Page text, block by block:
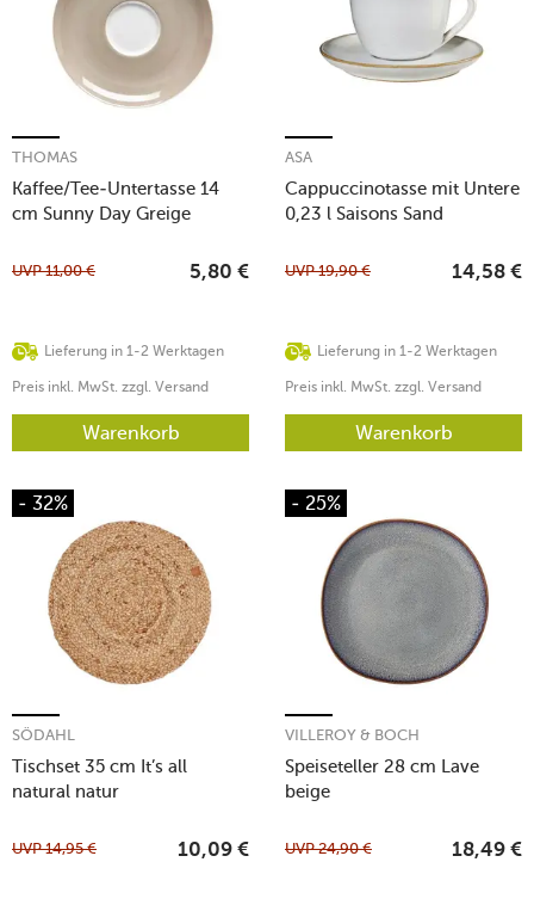
Kaffee/Tee-Untertasse 14
cm Sunny Day Greige
THOMAS
Lieferung in 1-2 Werktagen
UVP11,00 € 5,80 €
Preis inkl. MwSt. zzgl. Versand
Warenkorb
Cappuccinotasse mit Untere
0,23 l Saisons Sand
ASA
Lieferung in 1-2 Werktagen
UVP19,90 € 14,58 €
Preis inkl. MwSt. zzgl. Versand
Warenkorb
- 32%
Tischset 35 cm It’s all
natural natur
SÖDAHL
UVP14,95 € 10,09 €
- 25%
Speiseteller 28 cm Lave
beige
VILLEROY & BOCH
UVP24,90 € 18,49 €